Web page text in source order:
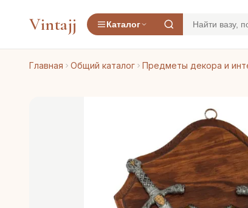
Vintajj Каталог
Главная Общий каталог Предметы декора и